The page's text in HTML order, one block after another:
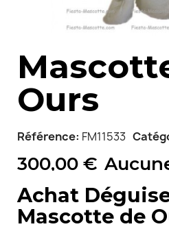
Ours
Référence FM11533
300,00 €
Achat
Mascotte de